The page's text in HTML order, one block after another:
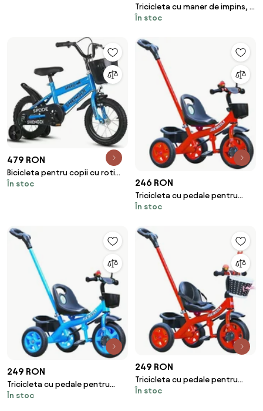
Tricicleta cu maner de impins, 2
- 6 ani, Portocaliu, Maner
În stoc
479 RON
Bicicleta pentru copii cu roti
ajutatoare si frane, 16 inch,
În stoc 246 RON
Tricicleta cu pedale pentru
copii 2-5 ani, Maner parental,
În stoc
249 RON
Tricicleta cu pedale pentru
copii 2-5 ani, Maner parental,
În stoc
249 RON
Tricicleta cu pedale pentru
copii 2-5 ani, cu maner parental
În stoc